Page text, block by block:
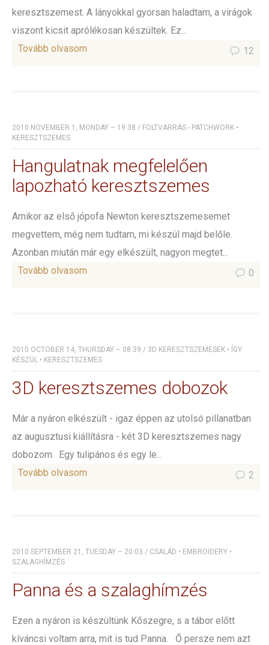
keresztszemest. A lányokkal gyorsan haladtam, a virágok
viszont kicsit aprólékosan készültek. Ez...
Tovább olvasom
12
2010 NOVEMBER 1, MONDAY – 19:38 / FOLTVARRÁS - PATCHWORK •
KERESZTSZEMES
Hangulatnak megfelelően
lapozható keresztszemes
Amikor az első jópofa Newton keresztszemesemet
megvettem, még nem tudtam, mi készül majd belőle.
Azonban miután már egy elkészült, nagyon megtet...
Tovább olvasom
0
2010 OCTOBER 14, THURSDAY – 08:39 / 3D KERESZTSZEMESEK • ÍGY
KÉSZÜL • KERESZTSZEMES
3D keresztszemes dobozok
Már a nyáron elkészült - igaz éppen az utolsó pillanatban
az augusztusi kiállításra - két 3D keresztszemes nagy
dobozom. Egy tulipános és egy le...
Tovább olvasom
2
2010 SEPTEMBER 21, TUESDAY – 20:03 / CSALÁD • EMBROIDERY •
SZALAGHÍMZÉS
Panna és a szalaghímzés
Ezen a nyáron is készültünk Kőszegre, s a tábor előtt
kíváncsi voltam arra, mit is tud Panna. Ő persze nem azt